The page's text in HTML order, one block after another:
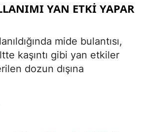
YAN ETKI YAPAR
mide bulantısı,
kaşıntı gibi yan etkiler
dozun dışına